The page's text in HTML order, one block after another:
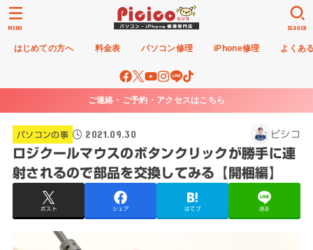
はじめての方へ 料金表 パソコン修理 iPhone修理 よくあ
SEARCH
MENU
ご連絡・ご予約・アクセスはこちら
パソコンの事 2021.09.30 ピシコ
ロジクールマウスのボタンクリックが勝手に連
射されるので部品を交換してみる【開梱編】
ポスト シェア はてブ 送る